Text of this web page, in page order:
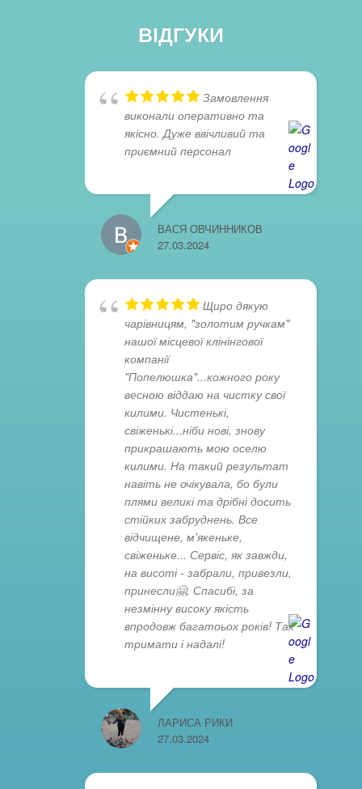
ВІДГУКИ
Замовлення
виконали оперативно та
якісно. Дуже ввічливий та
приємний персонал
ВАСЯ ОВЧИННИКОВ
27.03.2024
Щиро дякую
чарівницям, "золотим ручкам"
нашої місцевої клінінгової
компанії
"Попелюшка"...кожного року
весною віддаю на чистку свої
килими. Чистенькі,
свіженькі...ніби нові, знову
прикрашають мою оселю
килими. На такий результат
навіть не очікувала, бо були
плями великі та дрібні досить
стійких забруднень. Все
відчищене, м'якеньке,
свіженьке... Сервіс, як завжди,
на висоті - забрали, привезли,
принесли🤗. Спасибі, за
незмінну високу якість
впродовж багатоьох років! Так
тримати і надалі!
ЛАРИСА РИКИ
27.03.2024